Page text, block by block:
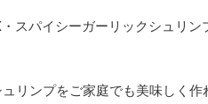
スパイシーガーリックシュリン
リンプをご家庭でも美味しく作